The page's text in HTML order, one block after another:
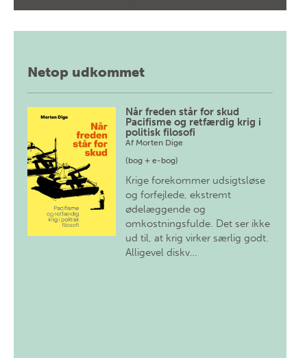
Netop udkommet
Når freden står for skud
Pacifisme og retfærdig krig i
politisk filosofi
Af Morten Dige
(bog + e-bog)
Krige forekommer udsigtsløse
og forfejlede, ekstremt
ødelæggende og
omkostningsfulde. Det ser ikke
ud til, at krig virker særlig godt.
Alligevel diskv…